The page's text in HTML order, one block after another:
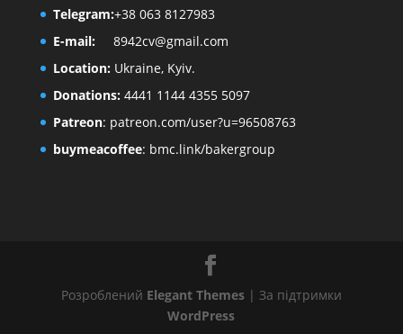
Telegram:+38 063 8127983
E-mail:
8942cv@gmail.com
Location:Ukraine, Kyiv.
Donations:4441 1144 4355 5097
Patreon: patreon.com/user?u=96508763
buymeacoffee: bmc.link/bakergroup
Розроблений Elegant Themes| За підтримки
WordPress